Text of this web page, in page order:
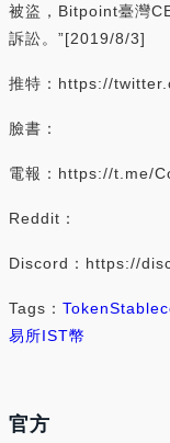
被盜，Bitpoint臺灣
訴訟。”[2019/8/3]
推特：https://
臉書：
電報：https://t.me/
Reddit：
Discord：https://
Tags： Token
易所IST幣
官方